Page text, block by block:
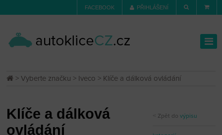
FACEBOOK PŘIHLÁŠENÍ
>Vyberte značku > Iveco > Klíče a dálková ovládání
Zpět dovýpisu
Klíče a dálková
ovládání